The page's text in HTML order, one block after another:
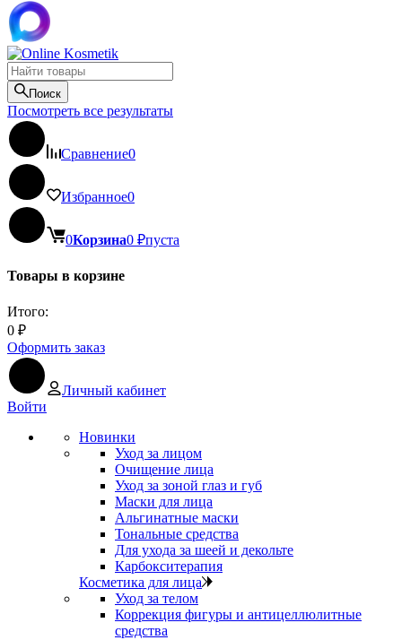
Поиск
Посмотреть все результаты
Сравнение0
Избранное0
0Корзина0 ₽пуста
Товары в корзине
Итого:
0 ₽
Оформить заказ
Личный кабинет
Войти
Новинки
Уход за лицом
Очищение лица
Уход за зоной глаз и губ
Маски для лица
Альгинатные маски
Тональные средства
Для ухода за шеей и декольте
Карбокситерапия
Косметика для лица
Уход за телом
Коррекция фигуры и антицеллюлитные
средства